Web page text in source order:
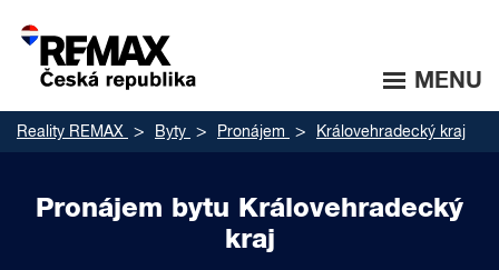
MENU
Reality REMAX Byty Pronájem Královehradecký kraj
Pronájem bytu Královehradecký
kraj